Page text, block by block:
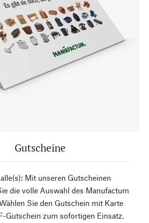
Gutscheine
Mit unseren Gutscheinen
die volle Auswahl des Manufactum
Sie den Gutschein mit Karte
Gutschein zum sofortigen Einsatz.